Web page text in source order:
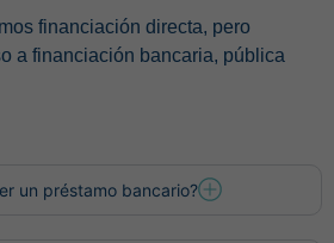
financiación directa, pero
a financiación bancaria, pública
un préstamo bancario?